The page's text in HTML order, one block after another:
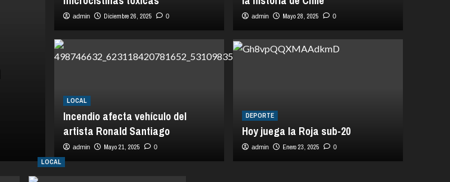
Incendio afecta vehículo del artista
Ronald Santiago
admin Mayo 21, 2025 0
admin Diciembre 26, 2025 0 admin Mayo 28, 2025 0
LOCAL
Incendio afecta vehículo del
artista Ronald Santiago
admin Mayo 21, 2025 0
DEPORTE
Hoy juega la Roja sub-20
admin Enero 23, 2025 0
LOCAL